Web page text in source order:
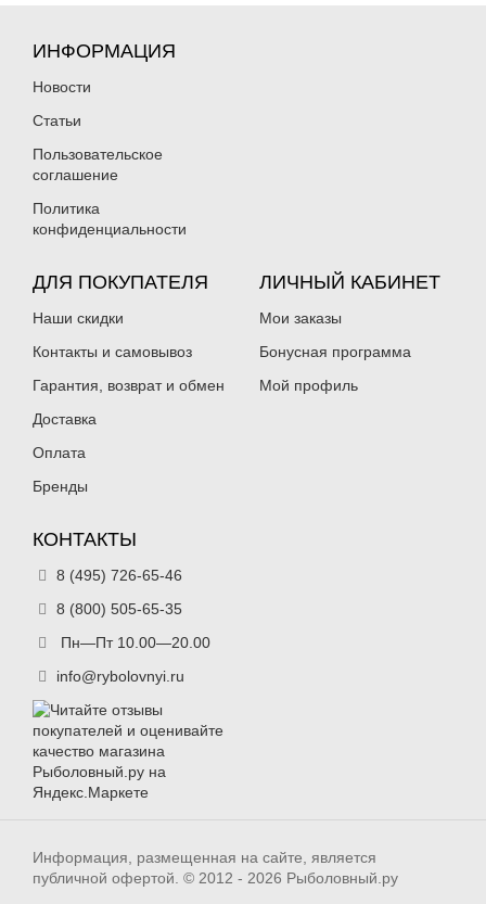
ИНФОРМАЦИЯ
Новости
Статьи
Пользовательское
соглашение
Политика
конфиденциальности
ДЛЯ ПОКУПАТЕЛЯ
Наши скидки
Контакты и самовывоз
Гарантия, возврат и обмен
Доставка
Оплата
Бренды
ЛИЧНЫЙ КАБИНЕТ
Мои заказы
Бонусная программа
Мой профиль
КОНТАКТЫ
8 (495) 726-65-46
8 (800) 505-65-35
Пн—Пт 10.00—20.00
info@rybolovnyi.ru
Информация, размещенная на сайте, является
публичной офертой. © 2012 - 2026 Рыболовный.ру